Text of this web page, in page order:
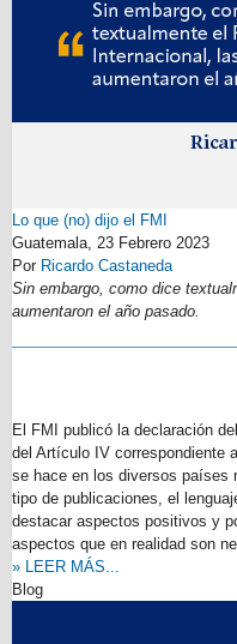
Lo que (no) dijo el FMI
Guatemala, 23 Febrero 2023
Por Ricardo Castaneda
Sin embargo, como dice
aumentaron el año pasado.
El FMI publicó la declaración
del Artículo IV correspondiente
se hace en los diversos países
tipo de publicaciones, el
destacar aspectos positivos y
aspectos que en realidad son
» LEER MÁS...
Blog